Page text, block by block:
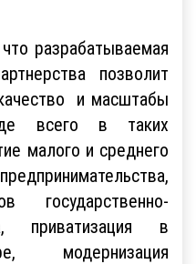
разрабатываемая
позволит
и масштабы
всего в таких
малого и среднего
государственно-
приватизация в
модернизация